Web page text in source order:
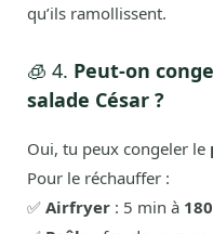
qu’ils ramollissent.
🧊 4. Peut-on
salade César ?
Oui, tu peux congeler le
Pour le réchauffer :
✅ Airfryer : 5 min à